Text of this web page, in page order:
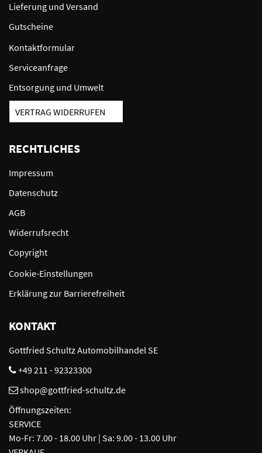
Lieferung und Versand
Gutscheine
Kontaktformular
Serviceanfrage
Entsorgung und Umwelt
VERTRAG WIDERRUFEN
RECHTLICHES
Impressum
Datenschutz
AGB
Widerrufsrecht
Copyright
Cookie-Einstellungen
Erklärung zur Barrierefreiheit
KONTAKT
Gottfried Schultz Automobilhandel SE
+49 211 - 92323300
shop@gottfried-schultz.de
Öffnungszeiten:
SERVICE
Mo-Fr: 7.00 - 18.00 Uhr | Sa: 9.00 - 13.00 Uhr